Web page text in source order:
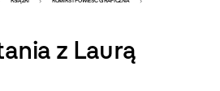
z Laurą